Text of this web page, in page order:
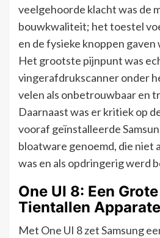
veelgehoorde klacht was de
bouwkwaliteit; het toestel
en de fysieke knoppen
Het grootste pijnpunt was
vingerafdrukscanner onder
velen als onbetrouwbaar en
Daarnaast was er kritiek op
vooraf geïnstalleerde
bloatware genoemd, die niet
was en als opdringerig werd
One UI 8: Een
Tientallen
Met One UI 8 zet Samsung